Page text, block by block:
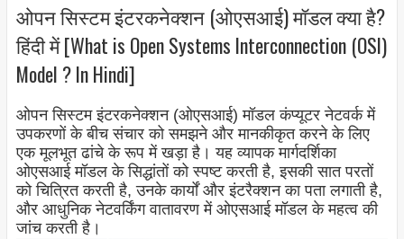
ओपन सिस्टम इंटरकनेक्शन (ओएसआई) मॉडल क्या है?
हिंदी में [What is Open Systems Interconnection (OSI)
Model ? In Hindi]
ओपन सिस्टम इंटरकनेक्शन (ओएसआई) मॉडल कंप्यूटर नेटवर्क में
उपकरणों के बीच संचार को समझने और मानकीकृत करने के लिए
एक मूलभूत ढांचे के रूप में खड़ा है। यह व्यापक मार्गदर्शिका
ओएसआई मॉडल के सिद्धांतों को स्पष्ट करती है, इसकी सात परतों
को चित्रित करती है, उनके कार्यों और इंटरैक्शन का पता लगाती है,
और आधुनिक नेटवर्किंग वातावरण में ओएसआई मॉडल के महत्व की
जांच करती है।